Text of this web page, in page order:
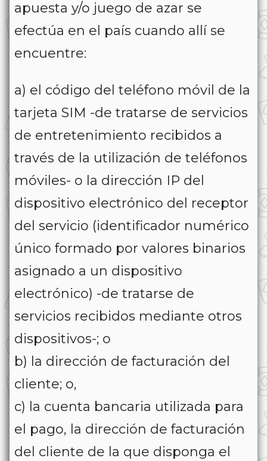
apuesta y/o juego de azar se
efectúa en el país cuando allí se
encuentre:
a) el código del teléfono móvil de la
tarjeta SIM -de tratarse de servicios
de entretenimiento recibidos a
través de la utilización de teléfonos
móviles- o la dirección IP del
dispositivo electrónico del receptor
del servicio (identificador numérico
único formado por valores binarios
asignado a un dispositivo
electrónico) -de tratarse de
servicios recibidos mediante otros
dispositivos-; o
b) la dirección de facturación del
cliente; o,
c) la cuenta bancaria utilizada para
el pago, la dirección de facturación
del cliente de la que disponga el